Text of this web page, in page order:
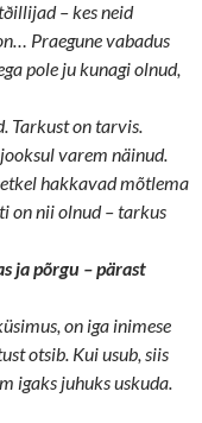
– kes neid
Praegune vabadus
pole ju kunagi olnud,
Tarkust on tarvis.
varem näinud.
hakkavad mõtlema
on nii olnud – tarkus
ja põrgu – pärast
on iga inimese
otsib. Kui usub, siis
igaks juhuks uskuda.